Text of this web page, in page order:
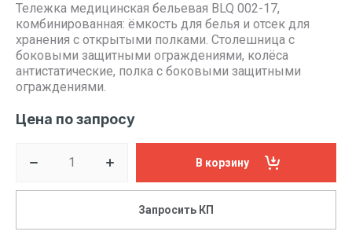
Тележка медицинская бельевая BLQ 002-17,
комбинированная: ёмкость для белья и отсек для
хранения с открытыми полками. Столешница с
боковыми защитными ограждениями, колёса
антистатические, полка с боковыми защитными
ограждениями.
Цена по запросу
В корзину
Запросить КП